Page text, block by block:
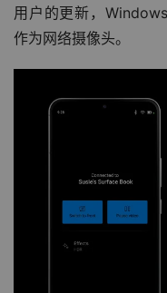
用户的更新，
作为网络摄像头。